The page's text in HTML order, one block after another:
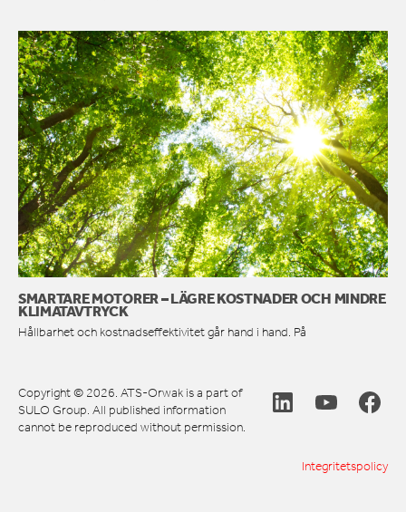
SMARTARE MOTORER – LÄGRE KOSTNADER OCH MINDRE
KLIMATAVTRYCK
Hållbarhet och kostnadseffektivitet går hand i hand. På
Copyright © 2026. ATS-Orwak is a part of
SULO Group. All published information
cannot be reproduced without permission.
Integritetspolicy